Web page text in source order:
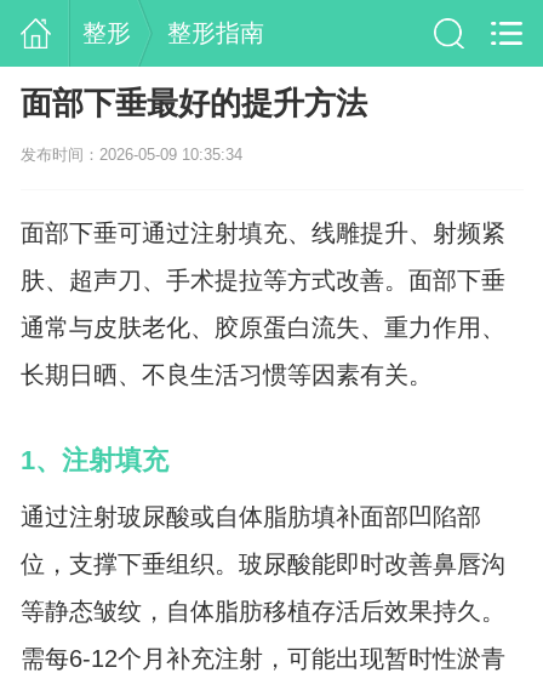
整形 整形指南
面部下垂最好的提升方法
发布时间：2026-05-09 10:35:34
面部下垂可通过注射填充、线雕提升、射频紧
肤、超声刀、手术提拉等方式改善。面部下垂
通常与皮肤老化、胶原蛋白流失、重力作用、
长期日晒、不良生活习惯等因素有关。
1、注射填充
通过注射玻尿酸或自体脂肪填补面部凹陷部
位，支撑下垂组织。玻尿酸能即时改善鼻唇沟
等静态皱纹，自体脂肪移植存活后效果持久。
需每6-12个月补充注射，可能出现暂时性淤青